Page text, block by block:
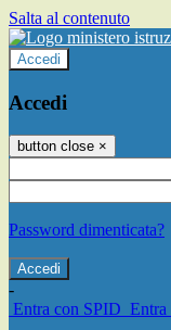
Salta al contenuto
Accedi
Accedi
button close ×
Password dimenticata?
-
Entra con SPID Entra